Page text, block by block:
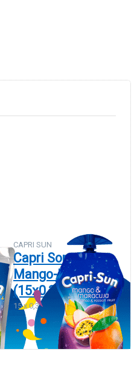
CAPRI SUN
Capri Sonne
Mango-Maracuja
(15x0,33L)
15 x 0,33 L